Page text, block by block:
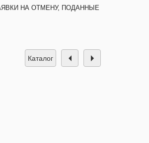
НА ОТМЕНУ, ПОДАННЫЕ
каталог